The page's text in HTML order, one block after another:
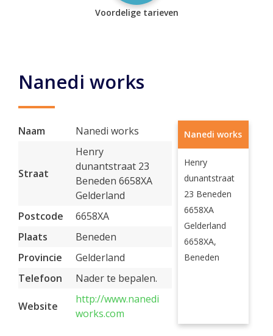
Voordelige tarieven
Nanedi works
Naam Nanedi works
Straat
Henry
dunantstraat 23
Beneden 6658XA
Gelderland
Postcode
6658XA
Plaats
Beneden
Provincie
Gelderland
Telefoon
Nader te bepalen.
Website
http://www.nanedi
works.com
Nanedi works
Henry
dunantstraat
23 Beneden
6658XA
Gelderland
6658XA,
Beneden